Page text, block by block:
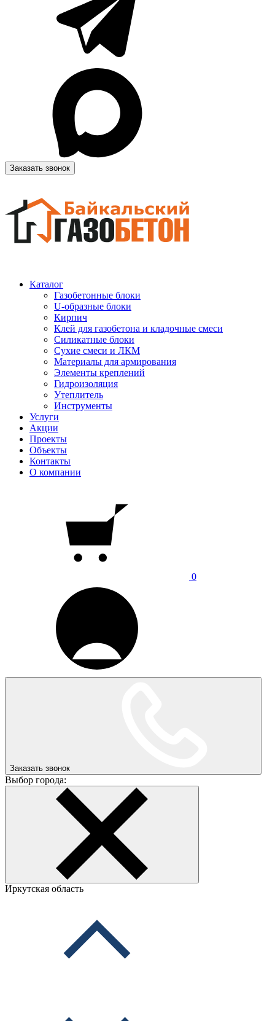
Заказать звонок
Каталог
Газобетонные блоки
U-образные блоки
Кирпич
Клей для газобетона и кладочные смеси
Силикатные блоки
Сухие смеси и ЛКМ
Материалы для армирования
Элементы креплений
Гидроизоляция
Утеплитель
Инструменты
Услуги
Акции
Проекты
Объекты
Контакты
О компании
0
Заказать звонок
Выбор города:
Иркутская область